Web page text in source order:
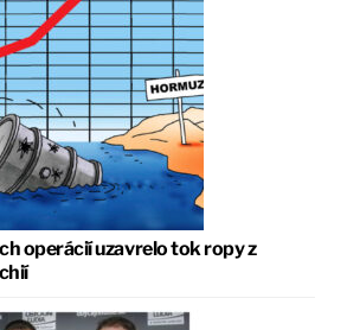
operácií uzavrelo tok ropy z